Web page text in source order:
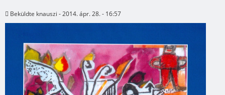
Beküldte knauszi - 2014. ápr. 28. - 16:57